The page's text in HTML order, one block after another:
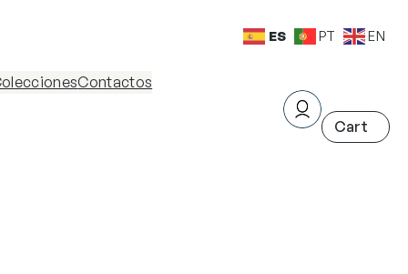
Contactos
ES PT EN